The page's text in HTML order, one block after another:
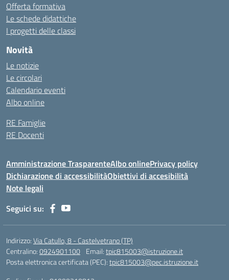
Offerta formativa
Le schede didattiche
I progetti delle classi
Novità
Le notizie
Le circolari
Calendario eventi
Albo online
RE Famiglie
RE Docenti
Amministrazione TrasparenteAlbo onlinePrivacy policy
Dichiarazione di accessibilitàObiettivi di accesibilità
Note legali
Seguici su:
Indirizzo:Via Catullo, 8 - Castelvetrano (TP)
Centralino:0924901100 Email:tpic815003@istruzione.it
Posta elettronica certificata (PEC):tpic815003@pec.istruzione.it